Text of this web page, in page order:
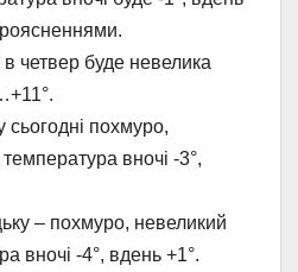
четвер буде невелика
сьогодні похмуро,
температура вночі -3°,
– похмуро, невеликий
вночі -4°, вдень +1°.